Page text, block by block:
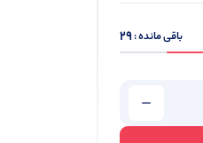
باقی مانده :29